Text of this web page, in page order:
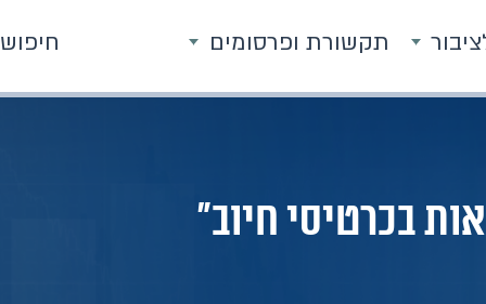
תקשורת ופרסומים חיפוש
בכרטיסי חיוב"